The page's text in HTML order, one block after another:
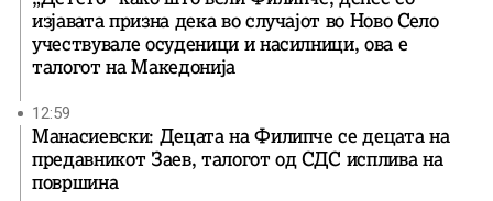
изјавата призна дека во случајот во Ново Село
учествувале осуденици и насилници, ова е
талогот на Македонија
12:59
Манасиевски: Децата на Филипче се децата на
предавникот Заев, талогот од СДС исплива на
површина